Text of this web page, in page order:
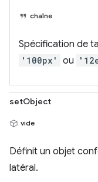
chaîne
Spécification de
'100px' ou
setObject
vide
Définit un objet
latéral.